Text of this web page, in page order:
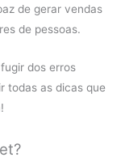
de gerar vendas
de pessoas.
dos erros
todas as dicas que